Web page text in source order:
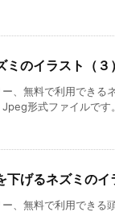
ミのイラスト（３）
ー、無料で利用できる
Jpeg形式ファイルです
下げるネズミのイ
ー、無料で利用できる